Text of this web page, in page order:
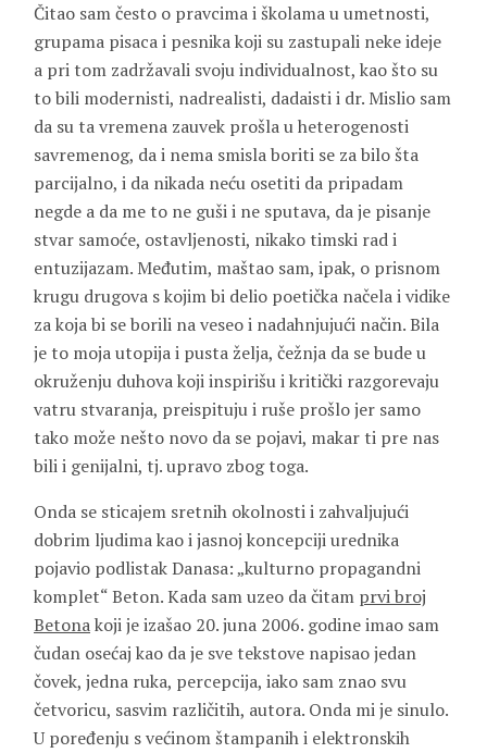
Čitao sam često o pravcima i školama u umetnosti,
grupama pisaca i pesnika koji su zastupali neke ideje
a pri tom zadržavali svoju individualnost, kao što su
to bili modernisti, nadrealisti, dadaisti i dr. Mislio sam
da su ta vremena zauvek prošla u heterogenosti
savremenog, da i nema smisla boriti se za bilo šta
parcijalno, i da nikada neću osetiti da pripadam
negde a da me to ne guši i ne sputava, da je pisanje
stvar samoće, ostavljenosti, nikako timski rad i
entuzijazam. Međutim, maštao sam, ipak, o prisnom
krugu drugova s kojim bi delio poetička načela i vidike
za koja bi se borili na veseo i nadahnjujući način. Bila
je to moja utopija i pusta želja, čežnja da se bude u
okruženju duhova koji inspirišu i kritički razgorevaju
vatru stvaranja, preispituju i ruše prošlo jer samo
tako može nešto novo da se pojavi, makar ti pre nas
bili i genijalni, tj. upravo zbog toga.
Onda se sticajem sretnih okolnosti i zahvaljujući
dobrim ljudima kao i jasnoj koncepciji urednika
pojavio podlistak Danasa: „kulturno propagandni
komplet“ Beton. Kada sam uzeo da čitam prvi broj
Betonakoji je izašao 20. juna 2006. godine imao sam
čudan osećaj kao da je sve tekstove napisao jedan
čovek, jedna ruka, percepcija, iako sam znao svu
četvoricu, sasvim različitih, autora. Onda mi je sinulo.
U poređenju s većinom štampanih i elektronskih